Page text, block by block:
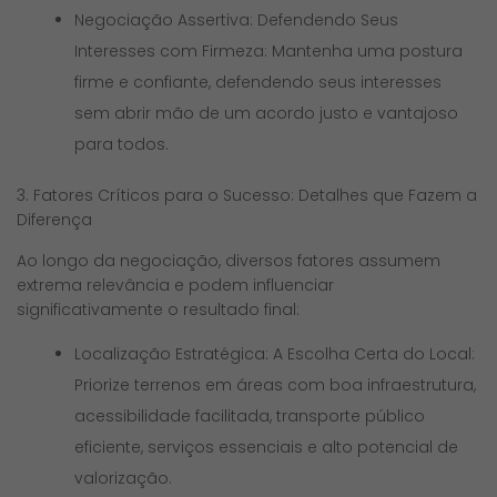
Negociação Assertiva: Defendendo Seus
Interesses com Firmeza: Mantenha uma postura
firme e confiante, defendendo seus interesses
sem abrir mão de um acordo justo e vantajoso
para todos.
3. Fatores Críticos para o Sucesso: Detalhes que Fazem a
Diferença
Ao longo da negociação, diversos fatores assumem
extrema relevância e podem influenciar
significativamente o resultado final:
Localização Estratégica: A Escolha Certa do Local:
Priorize terrenos em áreas com boa infraestrutura,
acessibilidade facilitada, transporte público
eficiente, serviços essenciais e alto potencial de
valorização.